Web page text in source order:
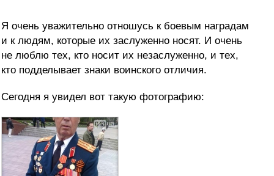
Я очень уважительно отношусь к боевым наградам
и к людям, которые их заслуженно носят. И очень
не люблю тех, кто носит их незаслуженно, и тех,
кто подделывает знаки воинского отличия.
Сегодня я увидел вот такую фотографию: